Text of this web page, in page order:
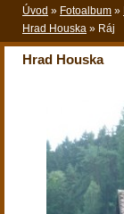
Úvod » Fotoalbum »
Hrad Houska » Ráj
Hrad Houska